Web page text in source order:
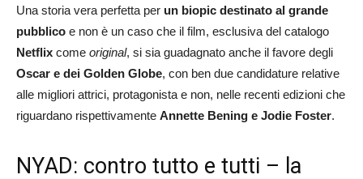
Una storia vera perfetta per un biopic destinato al grande
pubblico e non è un caso che il film, esclusiva del catalogo
Netflix come original, si sia guadagnato anche il favore degli
Oscar e dei Golden Globe, con ben due candidature relative
alle migliori attrici, protagonista e non, nelle recenti edizioni che
riguardano rispettivamente Annette Bening e Jodie Foster.
NYAD: contro tutto e tutti – la